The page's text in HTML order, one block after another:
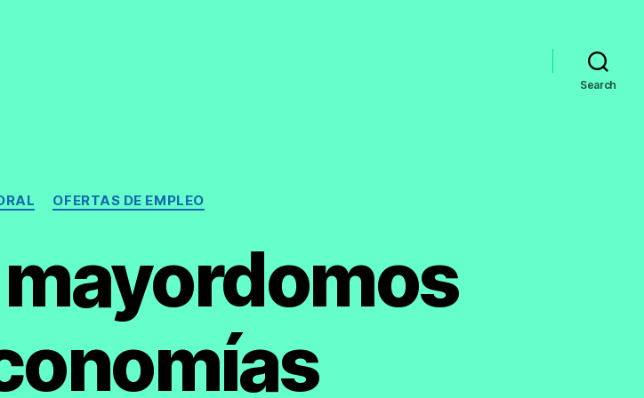
Search
Categorías
OFERTAS DE EMPLEO